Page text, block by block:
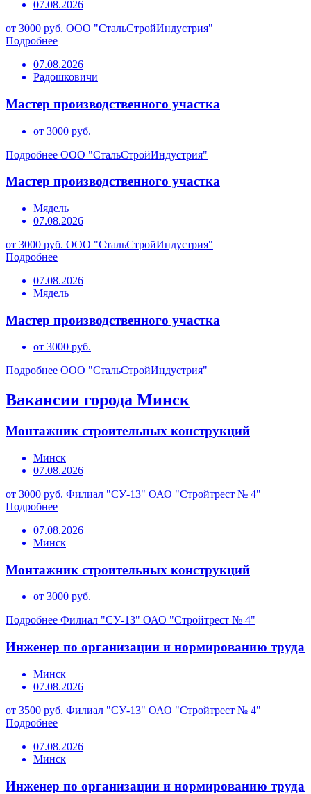
07.08.2026
от 3000 руб. ООО "СтальСтройИндустрия"
Подробнее
07.08.2026
Радошковичи
Мастер производственного участка
от 3000 руб.
Подробнее ООО "СтальСтройИндустрия"
Мастер производственного участка
Мядель
07.08.2026
от 3000 руб. ООО "СтальСтройИндустрия"
Подробнее
07.08.2026
Мядель
Мастер производственного участка
от 3000 руб.
Подробнее ООО "СтальСтройИндустрия"
Вакансии города Минск
Монтажник строительных конструкций
Минск
07.08.2026
от 3000 руб. Филиал "СУ-13" ОАО "Стройтрест № 4"
Подробнее
07.08.2026
Минск
Монтажник строительных конструкций
от 3000 руб.
Подробнее Филиал "СУ-13" ОАО "Стройтрест № 4"
Инженер по организации и нормированию труда
Минск
07.08.2026
от 3500 руб. Филиал "СУ-13" ОАО "Стройтрест № 4"
Подробнее
07.08.2026
Минск
Инженер по организации и нормированию труда